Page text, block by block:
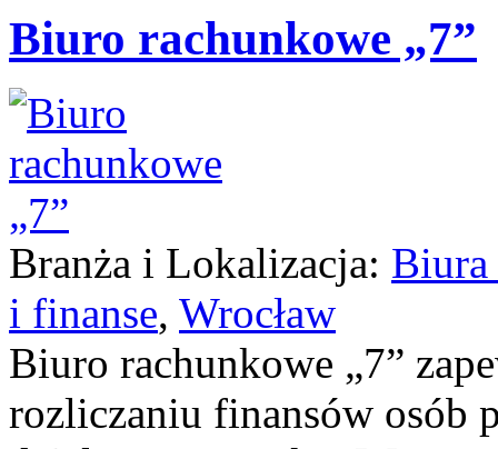
Biuro rachunkowe „7”
Branża i Lokalizacja: Biura
i finanse, Wrocław
Biuro rachunkowe „7”
rozliczaniu finansów osób